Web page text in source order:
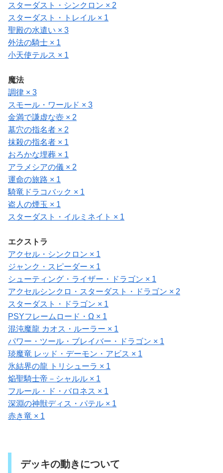
スターダスト・シンクロン × 2
スターダスト・トレイル × 1
聖殿の水遣い × 3
外法の騎士 × 1
小天使テルス × 1
魔法
調律 × 3
スモール・ワールド × 3
金満で謙虚な壺 × 2
墓穴の指名者 × 2
抹殺の指名者 × 1
おろかな埋葬 × 1
アラメシアの儀 × 2
運命の旅路 × 1
騎竜ドラコバック × 1
盗人の煙玉 × 1
スターダスト・イルミネイト × 1
エクストラ
アクセル・シンクロン × 1
ジャンク・スピーダー × 1
シューティング・ライザー・ドラゴン × 1
アクセルシンクロ・スターダスト・ドラゴン × 2
スターダスト・ドラゴン × 1
PSYフレームロード・Ω × 1
混沌魔龍 カオス・ルーラー × 1
パワー・ツール・ブレイバー・ドラゴン × 1
琰魔竜 レッド・デーモン・アビス × 1
氷結界の龍 トリシューラ × 1
焔聖騎士帝－シャルル × 1
フルール・ド・バロネス × 1
深淵の神獣ディス・パテル × 1
赤き竜 × 1
デッキの動きについて